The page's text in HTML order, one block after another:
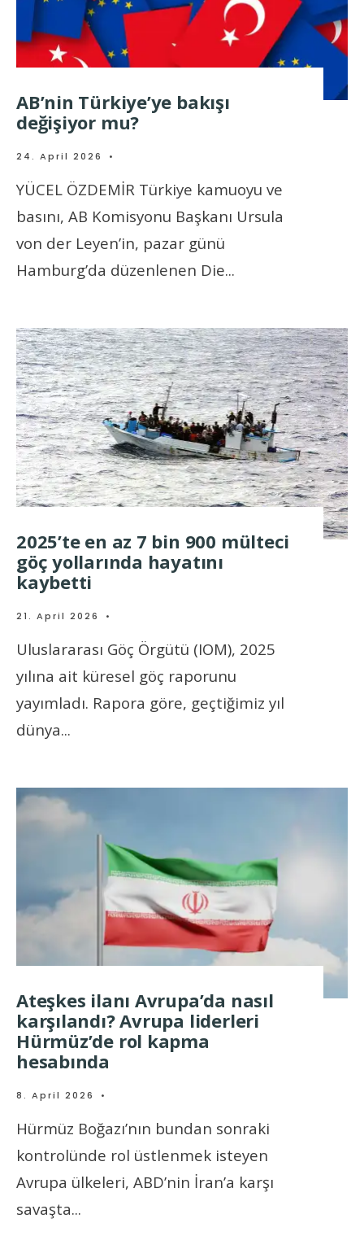
AB’nin Türkiye’ye bakışı
değişiyor mu?
24. April 2026 •
YÜCEL ÖZDEMİR Türkiye kamuoyu ve
basını, AB Komisyonu Başkanı Ursula
von der Leyen’in, pazar günü
Hamburg’da düzenlenen Die...
2025’te en az 7 bin 900 mülteci
göç yollarında hayatını
kaybetti
21. April 2026 •
Uluslararası Göç Örgütü (IOM), 2025
yılına ait küresel göç raporunu
yayımladı. Rapora göre, geçtiğimiz yıl
dünya...
Ateşkes ilanı Avrupa’da nasıl
karşılandı? Avrupa liderleri
Hürmüz’de rol kapma
hesabında
8. April 2026 •
Hürmüz Boğazı’nın bundan sonraki
kontrolünde rol üstlenmek isteyen
Avrupa ülkeleri, ABD’nin İran’a karşı
savaşta...